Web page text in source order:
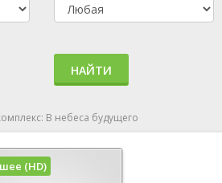
НАЙТИ
В небеса будущего
(HD)